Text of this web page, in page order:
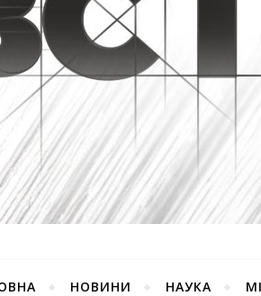
НОВИНИ НАУКА